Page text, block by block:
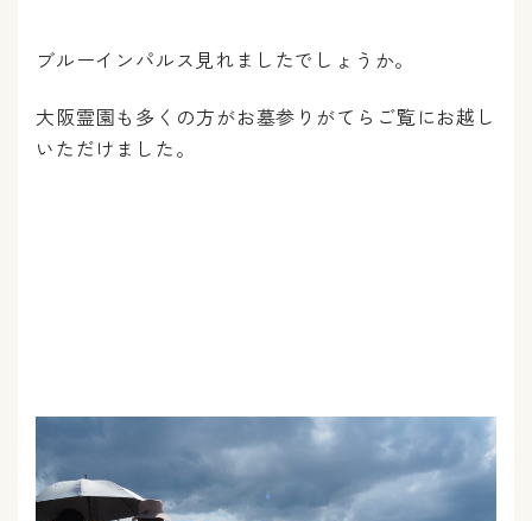
ブルーインパルス見れましたでしょうか。
大阪霊園も多くの方がお墓参りがてらご覧にお越し
いただけました。